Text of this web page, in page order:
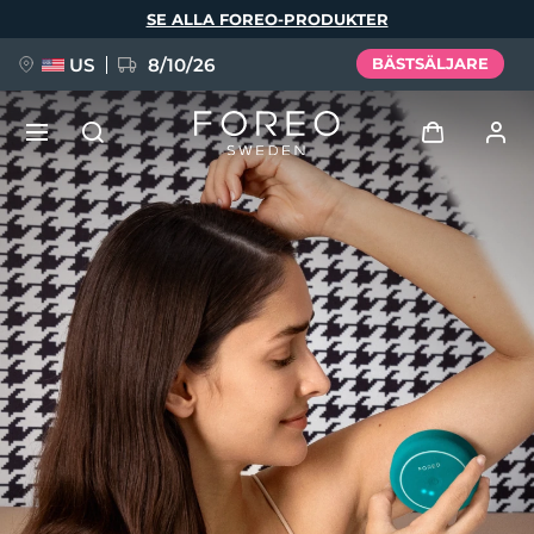
SE ALLA FOREO-PRODUKTER
US 8/10/26 BÄSTSÄLJARE
Logga in
Användarprofil
Mina enheter
Mina beställningar
Mina adresser
Mina prenumerationer
NYHET
FAQ™ Pure Beauty-Tech Elixir
BREAKING NEWS
issa™ Teeth Whitening Set
Språk
English Deutsch
Español
Français
Italiano
Português
Polski
Svenska
Русский
Türkçe
简体中文 繁體中文